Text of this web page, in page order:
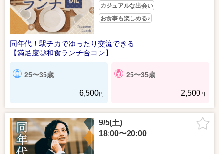
カジュアルな出会い
お食事も楽しめる♪
同年代！駅チカでゆったり交流できる
【満足度◎和食ランチ合コン】
25〜35歳
6,500円
25〜35歳
2,500円
9/5(土)
18:00〜20:00